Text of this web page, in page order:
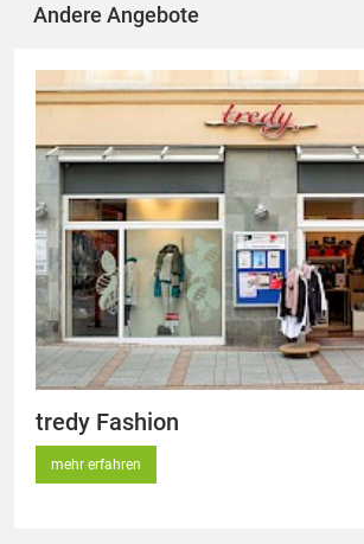
Andere Angebote
tredy Fashion
mehr erfahren